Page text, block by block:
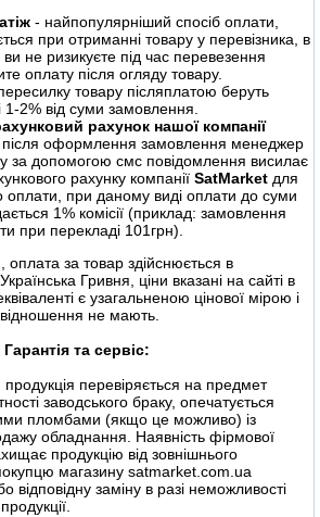
- найпопулярніший спосіб оплати,
при отриманні товару у перевізника, в
не ризикуєте під час перевезення
оплату після огляду товару.
товару післяплатою беруть
1-2% від суми замовлення.
рахунок нашої компанії
оформлення замовлення менеджер
за допомогою смс повідомлення висилає
рахунку компанії SatMarket для
оплати, при даному виді оплати до суми
1% комісії (приклад: замовлення
при перекладі 101грн).
оплата за товар здійснюється в
Гривня, ціни вказані на сайті в
є узагальненою цінової мірою і
не мають.
Гарантія та сервіс:
перевіряється на предмет
заводського браку, опечатується
пломбами (якщо це можливо) із
обладнання. Наявність фірмової
продукцію від зовнішнього
магазину satmarket.com.ua
відповідну заміну в разі неможливості